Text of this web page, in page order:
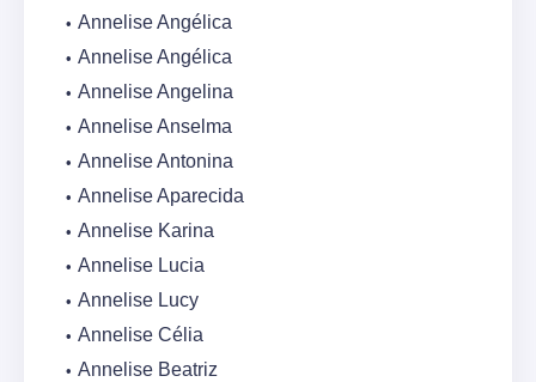
Annelise Angélica
Annelise Angélica
Annelise Angelina
Annelise Anselma
Annelise Antonina
Annelise Aparecida
Annelise Karina
Annelise Lucia
Annelise Lucy
Annelise Célia
Annelise Beatriz